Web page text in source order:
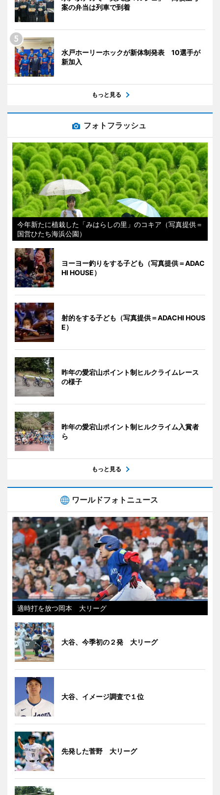
案の弁当は列車で到着
水戸ホーリーホックが新体制発表 10選手が
新加入
もっと見る
フォトフラッシュ
今年新たに植栽した「みはらしの里」のコキア（写真提供＝
国営ひたち海浜公園）
ヨーヨー釣りをする子ども（写真提供＝ADAC
HI HOUSE）
射的をする子ども（写真提供＝ADACHI HOUS
E）
昨年の愛宕山ポイント制ヒルクライムレース
の様子
昨年の愛宕山ポイント制ヒルクライム入賞者
ら
もっと見る
ワールドフォトニュース
適時打を放つ岡本 大リーグ
大谷、今季初の２発 大リーグ
大谷、イメージ調査で１位
先発した菅野 大リーグ